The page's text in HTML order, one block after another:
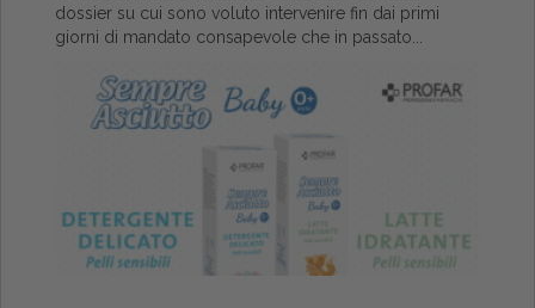
dossier su cui sono voluto intervenire fin dai primi
giorni di mandato consapevole che in passato...